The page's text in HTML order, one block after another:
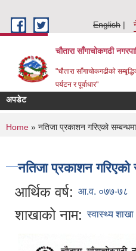
English
चौतारा साँगाचोकगढी
"चौतारा साँगाचोकगढीको
पर्यटन र पूर्वाधार"
अपडेट
You are here
Home » नतिजा प्रकाशन गरिएको
नतिजा प्रकाशन गरिएको
आर्थिक वर्ष: आ.व. ०७७-७८
शाखाको नाम: स्वास्थ्य शाखा